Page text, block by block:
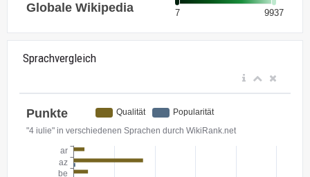
Sprachvergleich